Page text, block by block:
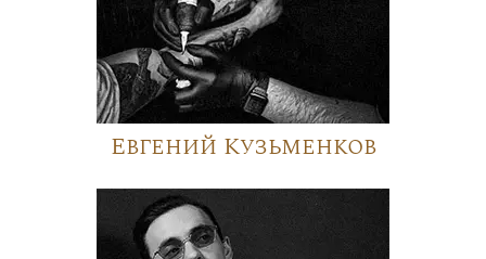
Евгений Кузьменков